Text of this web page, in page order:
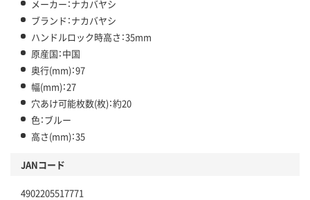
メーカー：ナカバヤシ
ブランド：ナカバヤシ
ハンドルロック時高さ：35mm
原産国：中国
奥行(mm)：97
幅(mm)：27
穴あけ可能枚数(枚)：約20
色：ブルー
高さ(mm)：35
JANコード
4902205517771